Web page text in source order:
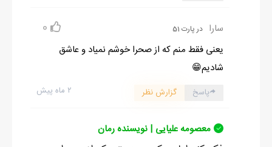
سارا در پارت 51 0
یعنی فقط منم که از صحرا خوشم نمیاد و عاشق
شادیم😁
۲ ماه پیش پاسخ گزارش نظر
معصومه علیایی | نویسنده رمان